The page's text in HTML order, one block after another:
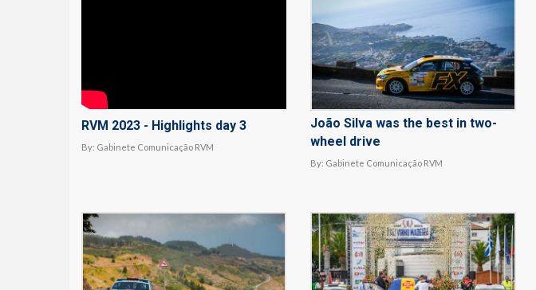
RVM 2023 - Highlights day 3
By: Gabinete Comunicação RVM
João Silva was the best in two-
wheel drive
By: Gabinete Comunicação RVM